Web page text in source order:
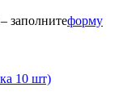
заполнитеформу
10 шт)